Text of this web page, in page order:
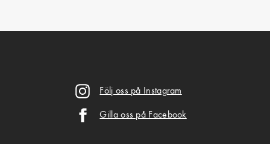
Följ oss på Instagram
Gilla oss på Facebook